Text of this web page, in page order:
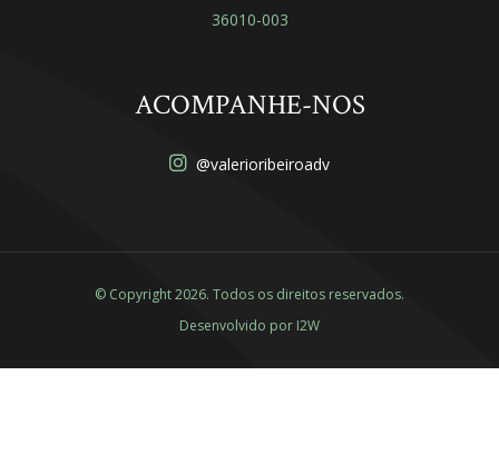
36010-003
ACOMPANHE-NOS
@valerioribeiroadv
© Copyright 2026. Todos os direitos reservados.
Desenvolvido por I2W